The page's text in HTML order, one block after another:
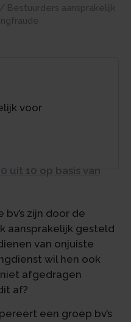
/ Bestuurders aansprakelijk
voor
uit 10 op basis van
zijn door de
aansprakelijk gesteld
van onjuiste
wil hen ook
afgedragen
af?
een groep bv’s